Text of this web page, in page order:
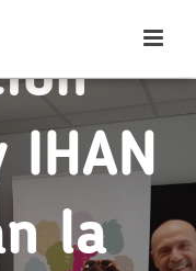
IHAN
la